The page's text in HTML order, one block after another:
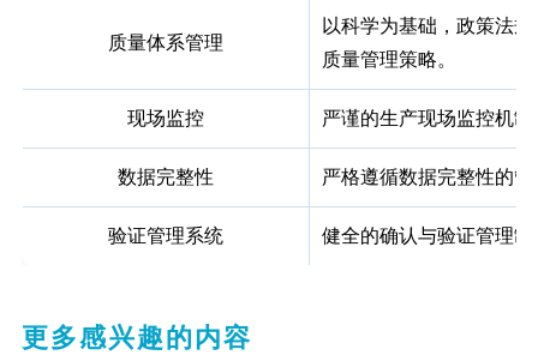
质量体系管理
以科学为基础，政策法
质量管理策略。
现场监控 严谨的生产现场监控机
数据完整性 严格遵循数据完整性的
验证管理系统 健全的确认与验证管理
更多感兴趣的内容